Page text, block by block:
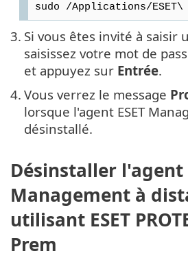
sudo /Applications/
3. Si vous êtes invité à saisir
saisissez votre mot de
et appuyez sur Entrée.
4. Vous verrez le message
lorsque l'agent ESET
désinstallé.
Désinstaller l'agent
Management à
utilisant ESET
Prem